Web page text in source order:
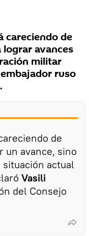
careciendo de
lograr avances
militar
ruso
de
un avance, sino
actual
Vasili
del Consejo